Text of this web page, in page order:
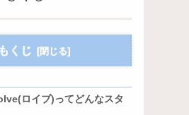
もくじ
ロイブ)ってどんなスタ